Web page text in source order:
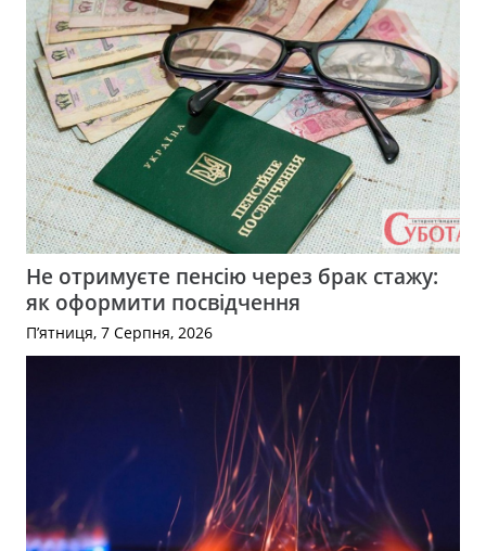
Не отримуєте пенсію через брак стажу:
як оформити посвідчення
П’ятниця, 7 Серпня, 2026